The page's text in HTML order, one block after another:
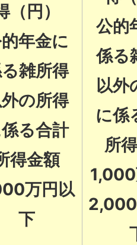
（円）
年金に
雑所得
の所得
る合計
得金額
万円以
下
公的
係る
以外
に係
所